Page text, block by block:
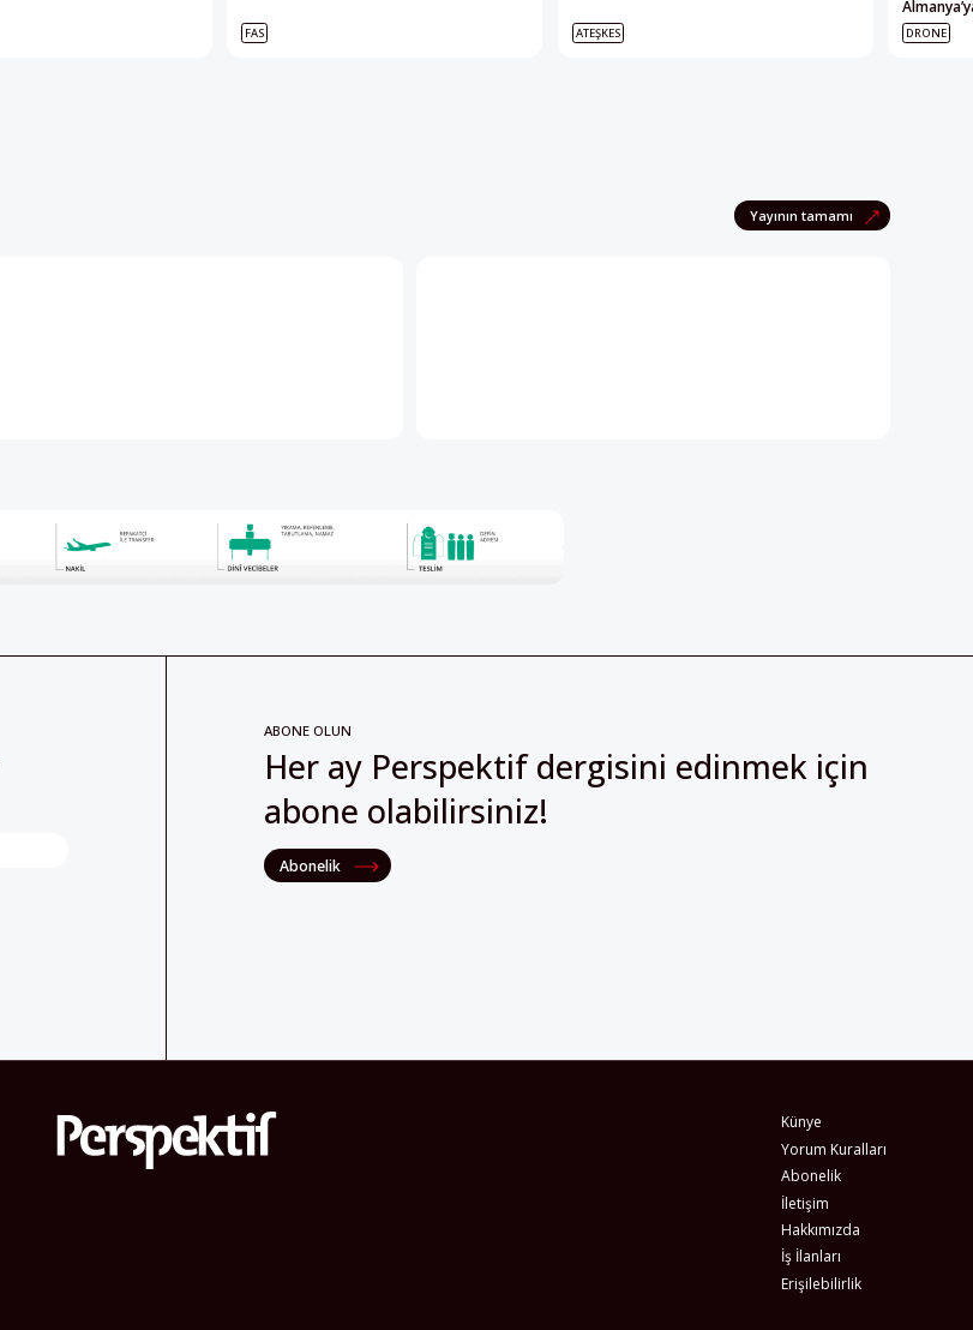
FAS ATEŞKES DRONE
Yayının tamamı
ABONE OLUN
Her ay Perspektif dergisini edinmek için
abone olabilirsiniz!
Abonelik
Künye
Yorum Kuralları
Abonelik
İletişim
Hakkımızda
İş İlanları
Erişilebilirlik